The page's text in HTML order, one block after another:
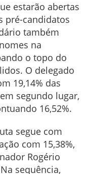
estarão abertas
pré-candidatos
também
na
o topo do
O delegado
19,14% das
segundo lugar,
16,52%.
segue com
com 15,38%,
Rogério
sequência,